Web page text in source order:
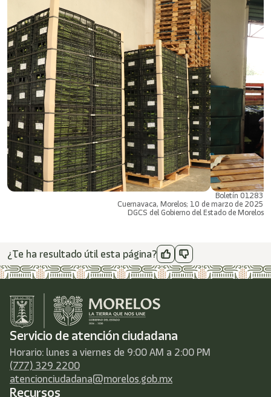
Boletín 01283
Cuernavaca, Morelos; 10 de marzo de 2025
DGCS del Gobierno del Estado de Morelos
¿Te ha resultado útil esta página?
Servicio de atención ciudadana
Horario: lunes a viernes de 9:00 AM a 2:00 PM
(777) 329 2200
atencionciudadana@morelos.gob.mx
Recursos